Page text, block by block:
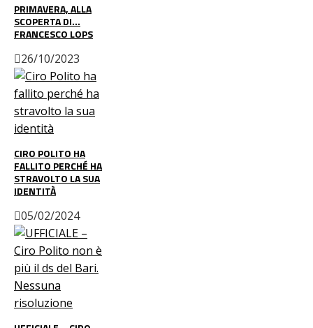
PRIMAVERA, ALLA
SCOPERTA DI…
FRANCESCO LOPS
26/10/2023
CIRO POLITO HA
FALLITO PERCHÉ HA
STRAVOLTO LA SUA
IDENTITÀ
05/02/2024